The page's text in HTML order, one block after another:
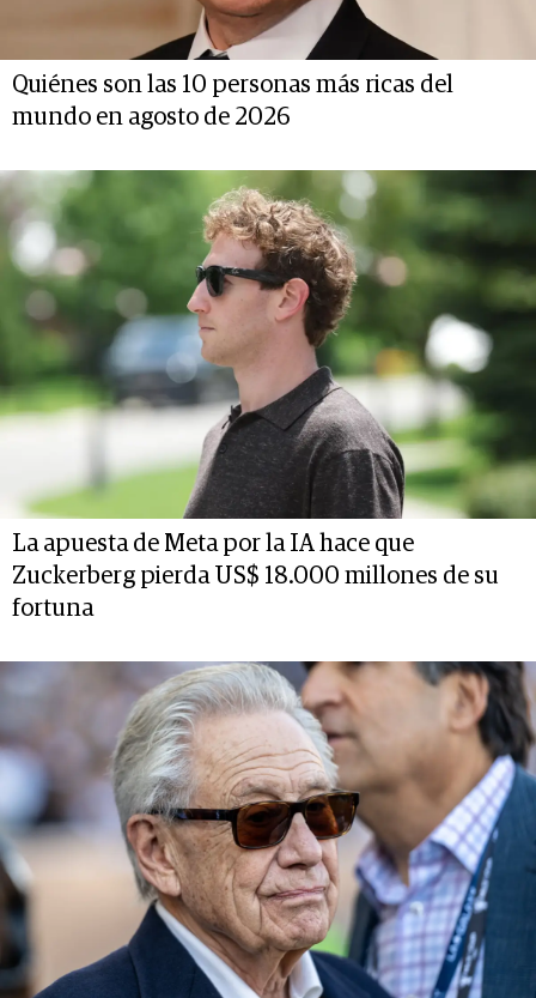
Quiénes son las 10 personas más ricas del
mundo en agosto de 2026
La apuesta de Meta por la IA hace que
Zuckerberg pierda US$ 18.000 millones de su
fortuna